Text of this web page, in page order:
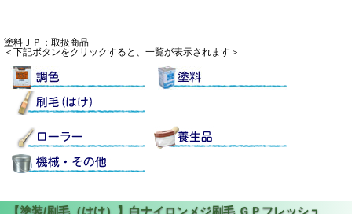
塗料ＪＰ：取扱商品
＜下記ボタンをクリックすると、一覧が表示されます＞